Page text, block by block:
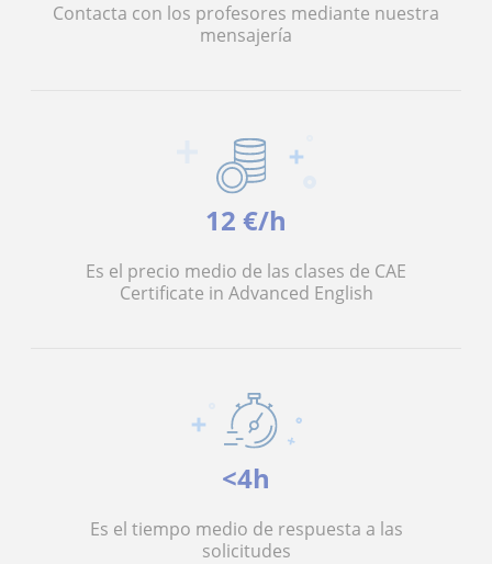
Contacta con los profesores mediante nuestra
mensajería
12 €/h
Es el precio medio de las clases de CAE
Certificate in Advanced English
<4h
Es el tiempo medio de respuesta a las
solicitudes